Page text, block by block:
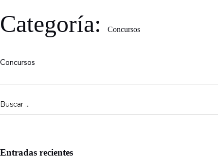
Categoría: Concursos
Concursos
Buscar:
Entradas recientes